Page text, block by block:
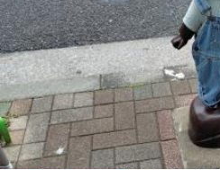
・
足
立
板
橋
・
練
馬